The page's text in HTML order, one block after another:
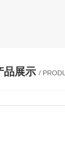
品展示 /